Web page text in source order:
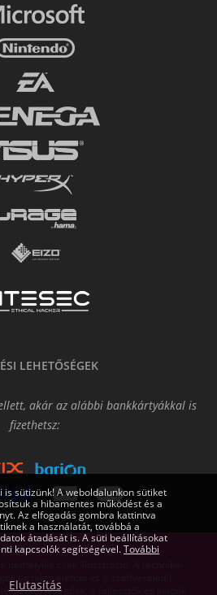
LEHETŐSÉGEK
akár az alábbi bankkártyákkal is
fizethetsz:
némelyike csak illusztráció. A technikai
tartalmi elemei és a szoftvereknél
jellegűek, a fejlesztők és kiadók
sütizünk! A weboldalunkon sütiket
a hibamentes működést és a
Az elfogadás gombra kattintva
a használatát, továbbá a
átadását is. A süti beállításokat
kapcsolók segítségével.További
Elutasítás